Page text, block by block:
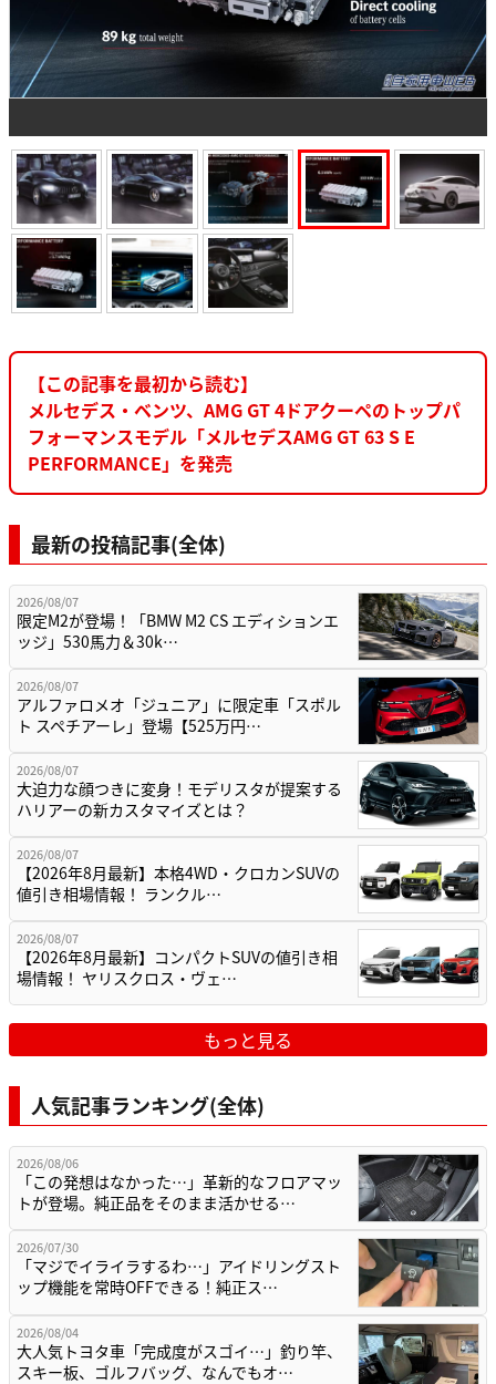
【この記事を最初から読む】
メルセデス・ベンツ、AMG GT 4ドアクーペのトップパ
フォーマンスモデル「メルセデスAMG GT 63 S E
PERFORMANCE」を発売
最新の投稿記事(全体)
2026/08/07
限定M2が登場！「BMW M2 CS エディションエ
ッジ」530馬力＆30k…
2026/08/07
アルファロメオ「ジュニア」に限定車「スポル
ト スペチアーレ」登場【525万円…
2026/08/07
大迫力な顔つきに変身！モデリスタが提案する
ハリアーの新カスタマイズとは？
2026/08/07
【2026年8月最新】本格4WD・クロカンSUVの
値引き相場情報！ ランクル…
2026/08/07
【2026年8月最新】コンパクトSUVの値引き相
場情報！ ヤリスクロス・ヴェ…
もっと見る
人気記事ランキング(全体)
2026/08/06
「この発想はなかった…」革新的なフロアマッ
トが登場。純正品をそのまま活かせる…
2026/07/30
「マジでイライラするわ…」アイドリングスト
ップ機能を常時OFFできる！純正ス…
2026/08/04
大人気トヨタ車「完成度がスゴイ…」釣り竿、
スキー板、ゴルフバッグ、なんでもオ…